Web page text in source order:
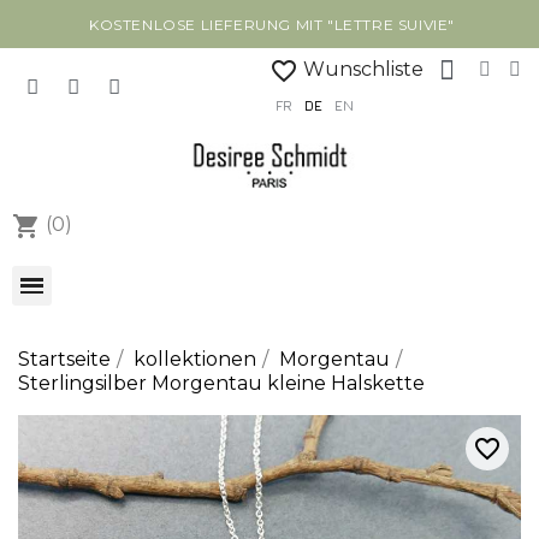
KOSTENLOSE LIEFERUNG MIT "LETTRE SUIVIE"
favorite_border Wunschliste
FR DE EN
shopping_cart (0)
Startseite kollektionen
Morgentau
Sterlingsilber Morgentau kleine Halskette
favorite_border